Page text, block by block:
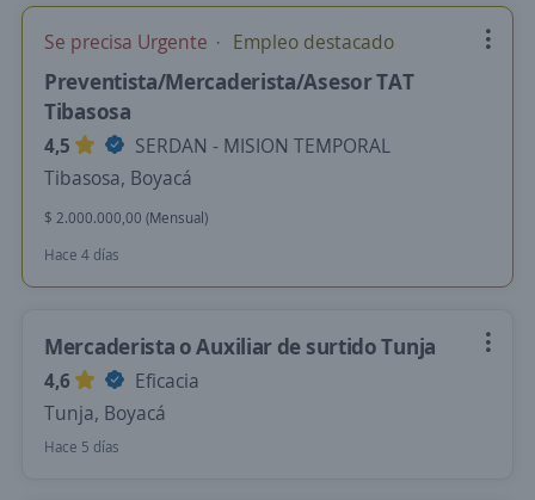
Se precisa Urgente Empleo destacado
Preventista/Mercaderista/Asesor TAT
Tibasosa
4,5
SERDAN - MISION TEMPORAL
Tibasosa, Boyacá
$ 2.000.000,00 (Mensual)
Hace 4 días
Mercaderista o Auxiliar de surtido Tunja
4,6
Eficacia
Tunja, Boyacá
Hace 5 días